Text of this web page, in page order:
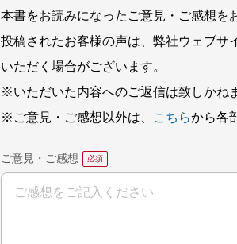
本書をお読みになったご意見・ご感想を
投稿されたお客様の声は、弊社ウェブサ
いただく場合がございます。
※いただいた内容へのご返信は致しかね
※ご意見・ご感想以外は、
こちらから各
ご意見・ご感想